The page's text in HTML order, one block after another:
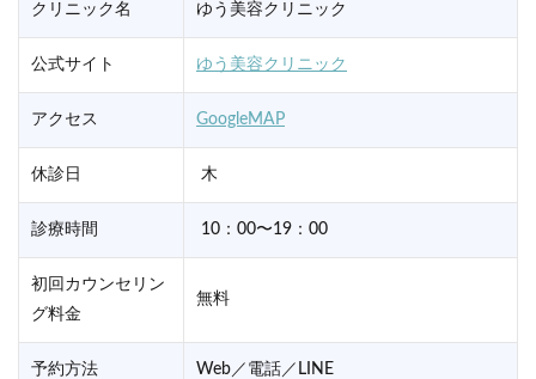
クリニック名 ゆう美容クリニック
公式サイト ゆう美容クリニック
アクセス GoogleMAP
休診日 木
診療時間 10：00〜19：00
初回カウンセリン
グ料金
無料
予約方法 Web／電話／LINE